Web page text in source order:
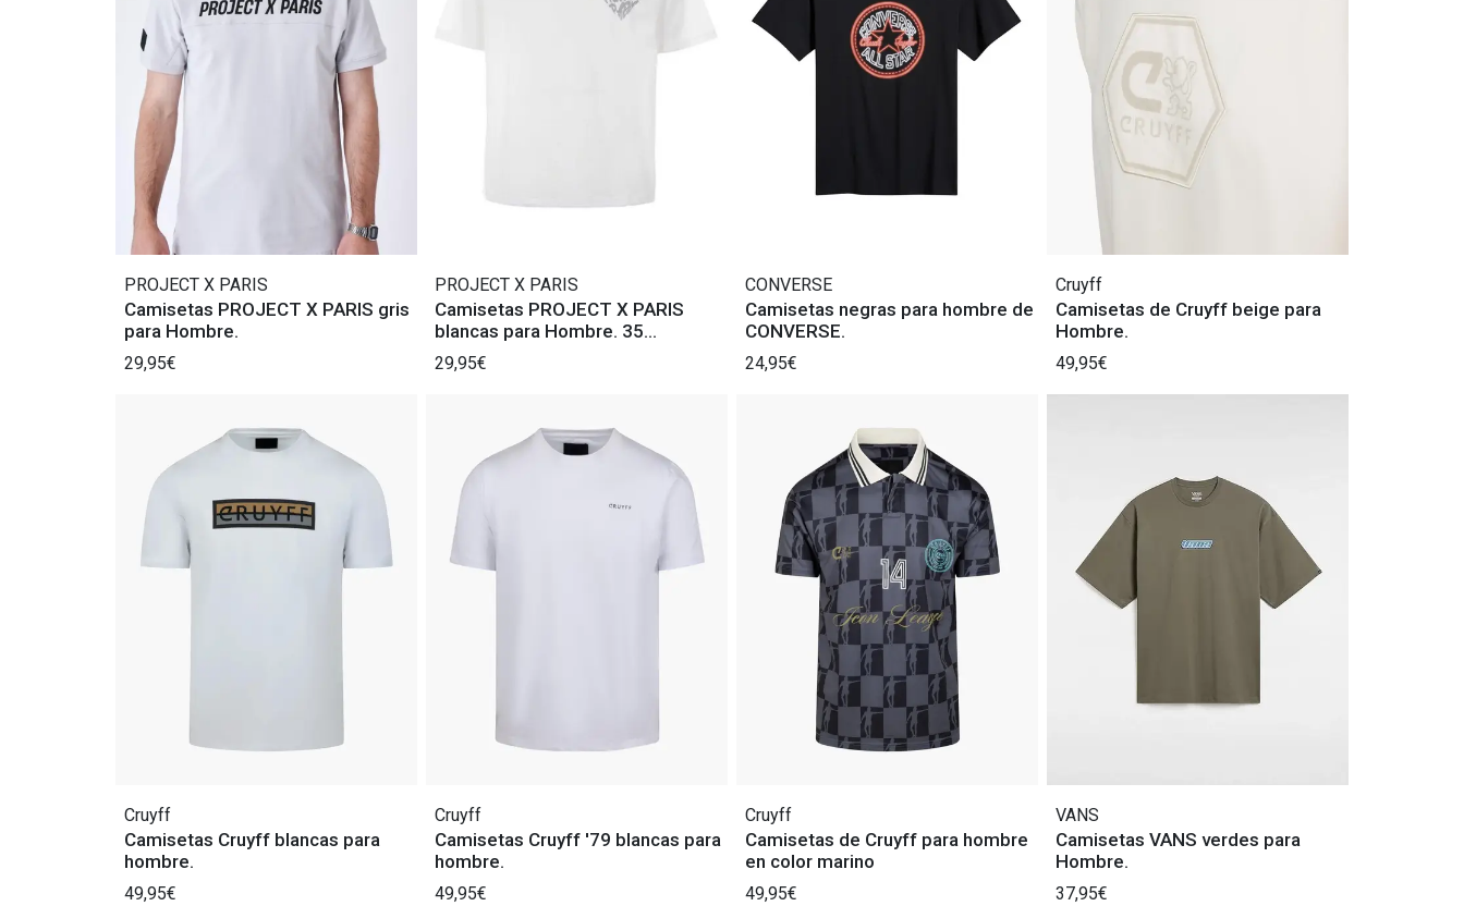
PROJECT X PARIS
Camisetas PROJECT X PARIS gris
para Hombre.
29,95€
PROJECT X PARIS
Camisetas PROJECT X PARIS
blancas para Hombre. 35
caracteres.
29,95€
CONVERSE
Camisetas negras para hombre de
CONVERSE.
24,95€
Cruyff
Camisetas de Cruyff beige para
Hombre.
49,95€
Cruyff
Camisetas Cruyff blancas para
hombre.
49,95€
Cruyff
Camisetas Cruyff '79 blancas para
hombre.
49,95€
Cruyff
Camisetas de Cruyff para hombre
en color marino
49,95€
VANS
Camisetas VANS verdes para
Hombre.
37,95€